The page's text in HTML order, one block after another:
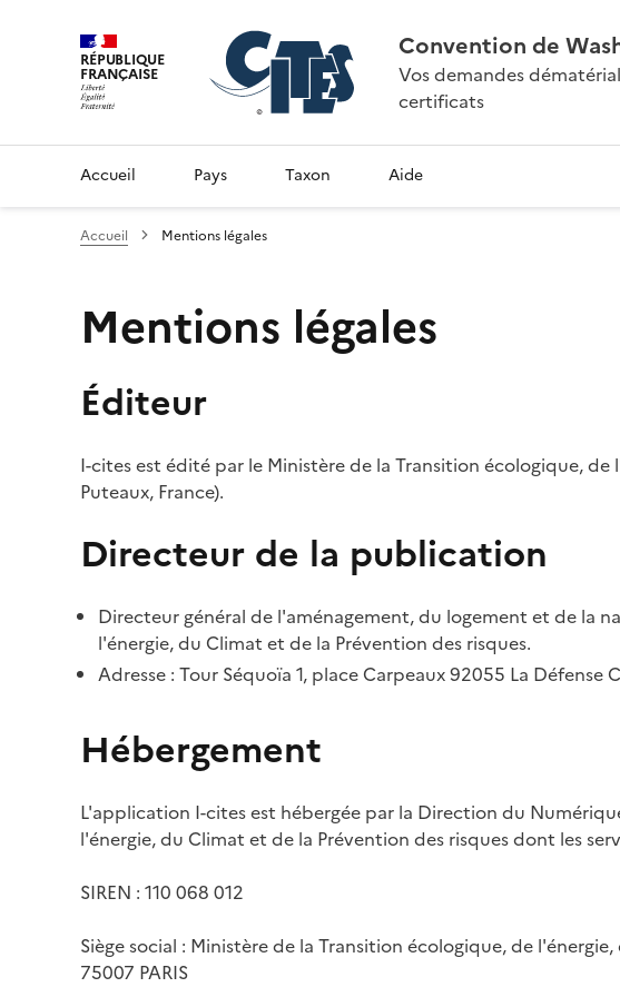
RÉPUBLIQUE
FRANÇAISE
Convention de
Vos demandes
certificats
Accueil Pays Taxon Aide
Accueil Mentions légales
Mentions légales
Éditeur
I-cites est édité par le Ministère de la Transition écologique,
Puteaux, France).
Directeur de la publication
Directeur général de l'aménagement, du logement et de la
l'énergie, du Climat et de la Prévention des risques.
Adresse : Tour Séquoïa 1, place Carpeaux 92055 La Défense
Hébergement
L'application I-cites est hébergée par la Direction du
l'énergie, du Climat et de la Prévention des risques dont les
SIREN : 110 068 012
Siège social : Ministère de la Transition écologique, de
75007 PARIS